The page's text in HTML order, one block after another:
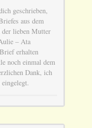
geschrieben,
aus dem
lieben Mutter
– Ata
erhalten
noch einmal dem
Dank, ich